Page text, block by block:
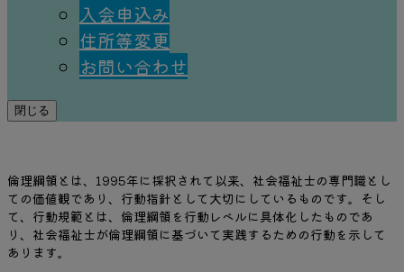
⼊会申込み
住所等変更
お問い合わせ
閉じる
倫理綱領とは、1995年に採択されて以来、社会福祉士の専門職とし
ての価値観であり、行動指針として大切にしているものです。そし
て、行動規範とは、倫理綱領を行動レベルに具体化したものであ
り、社会福祉士が倫理綱領に基づいて実践するための行動を示して
あります。